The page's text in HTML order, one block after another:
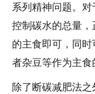
系列精神问题。
控制碳水的总量
的主食即可，同
者杂豆等作为主食
除了断碳减肥法